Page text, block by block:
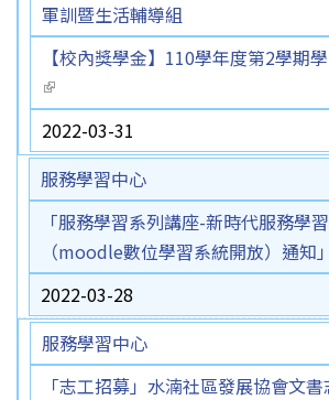
軍訓暨生活輔導組
【校內獎學金】110學年度第2學期
(link is external)
2022-03-31
服務學習中心
「服務學習系列講座-新時代服務學
（moodle數位學習系統開放）通知」
2022-03-28
服務學習中心
「志工招募」水湳社區發展協會文